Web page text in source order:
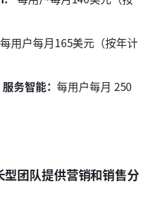
每用户每月165美元（按年计
务智能：每用户每月 250
团队提供营销和销售分